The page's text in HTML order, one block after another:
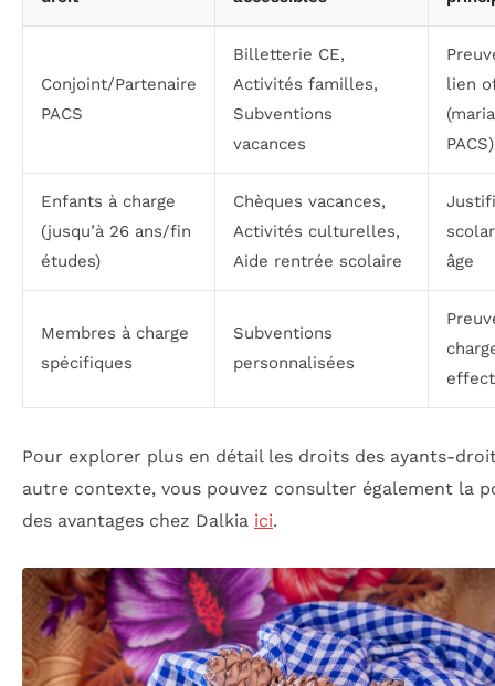
Conjoint/Partenaire
PACS
Billetterie CE,
Activités familles,
Subventions
vacances
lien
PACS)
Enfants à charge
(jusqu’à 26 ans/fin
études)
Chèques vacances,
Activités culturelles,
Aide rentrée scolaire
âge
Membres à charge
spécifiques
Subventions
personnalisées
Pour explorer plus en détail les droits des ayants-
autre contexte, vous pouvez consulter également la
des avantages chez Dalkia ici.